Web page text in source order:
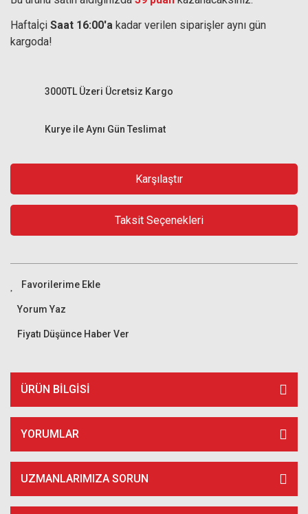
Haftaİçi Saat 16:00'a kadar verilen siparişler aynı gün
kargoda!
Kurye ile Aynı Gün Teslimat
3000TL Üzeri Ücretsiz Kargo
Karşılaştır
Taksit Seçenekleri
Yorum Yaz
Fiyatı Düşünce Haber Ver
ÜRÜN BILGISI
YORUMLAR
UZMANLARIMIZA SORUN